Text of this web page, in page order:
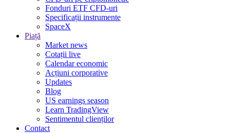
Fonduri ETF CFD-uri
Specificații instrumente
SpaceX
Piață
Market news
Cotații live
Calendar economic
Acțiuni corporative
Updates
Blog
US earnings season
Learn TradingView
Sentimentul clienților
Contact